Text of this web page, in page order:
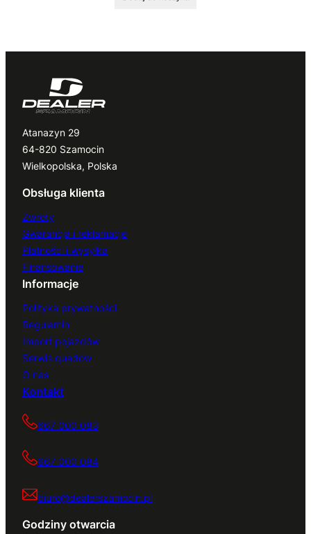
Atanazyn 29
64-820 Szamocin
Wielkopolska, Polska
Obsługa klienta
Zwroty
Gwarancja i reklamacje
Płatności i wysyłka
Finansowanie
Informacje
Polityka prywatności
Regulamin
Import pojazdów
Serwis quadów
O nas
Kontakt
667 000 083
667 000 084
biuro@dealerszamocin.pl
Godziny otwarcia